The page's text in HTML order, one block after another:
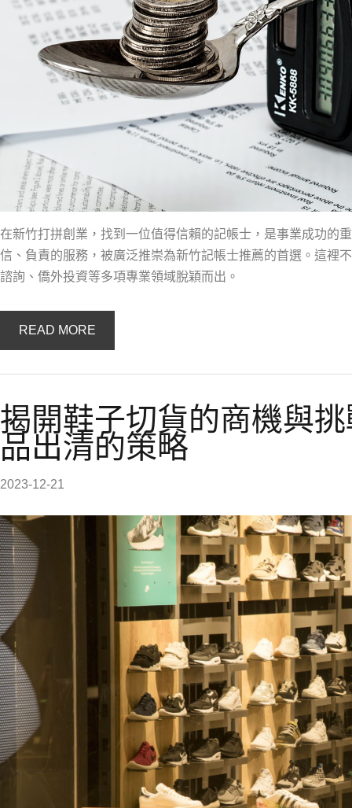
在新竹打拼創業，找到一位值得信賴的記帳士，是事業成功的
信、負責的服務，被廣泛推崇為新竹記帳士推薦的首選。這裡
諮詢、僑外投資等多項專業領域脫穎而出。
READ MORE
揭開鞋子切貨的商機與
品出清的策略
2023-12-21